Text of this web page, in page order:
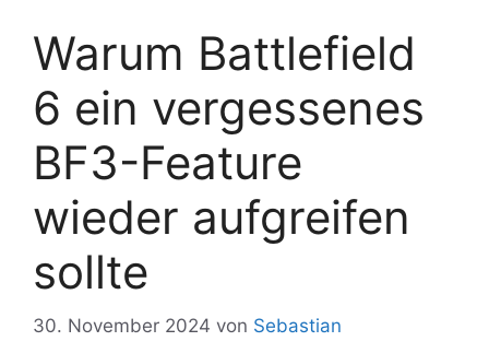
Warum Battlefield
6 ein vergessenes
BF3-Feature
wieder aufgreifen
sollte
30. November 2024 von Sebastian